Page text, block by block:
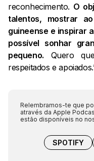
reconhecimento. O
talentos, mostrar
guineense e inspirar
possível sonhar
pequeno. Quero
respeitados e
Relembramos-te que
através da Apple
estão disponíveis no
SPOTIFY